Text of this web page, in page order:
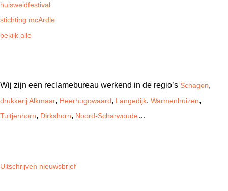
huisweidfestival
stichting mcArdle
bekijk alle
Wij zijn een reclamebureau werkend in de regio’s Schagen,
drukkerij Alkmaar, Heerhugowaard, Langedijk, Warmenhuizen,
Tuitjenhorn, Dirkshorn, Noord-Scharwoude…
Uitschrijven nieuwsbrief